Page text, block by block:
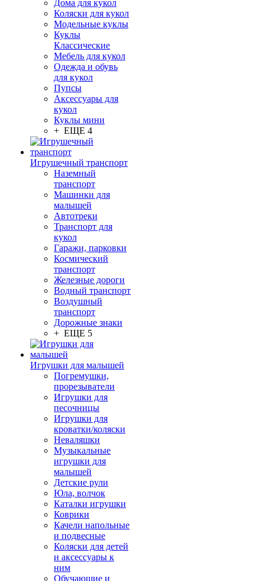
Дома для кукол
Коляски для кукол
Модельные куклы
Куклы
Классические
Мебель для кукол
Одежда и обувь
для кукол
Пупсы
Аксессуары для
кукол
Куклы мини
+ ЕЩЕ 4
Игрушечный транспорт
Наземный
транспорт
Машинки для
малышей
Автотреки
Транспорт для
кукол
Гаражи, парковки
Космический
транспорт
Железные дороги
Водный транспорт
Воздушный
транспорт
Дорожные знаки
+ ЕЩЕ 5
Игрушки для малышей
Погремушки,
прорезыватели
Игрушки для
песочницы
Игрушки для
кроватки/коляски
Неваляшки
Музыкальные
игрушки для
малышей
Детские рули
Юла, волчок
Каталки игрушки
Коврики
Качели напольные
и подвесные
Коляски для детей
и аксессуары к
ним
Обучающие и